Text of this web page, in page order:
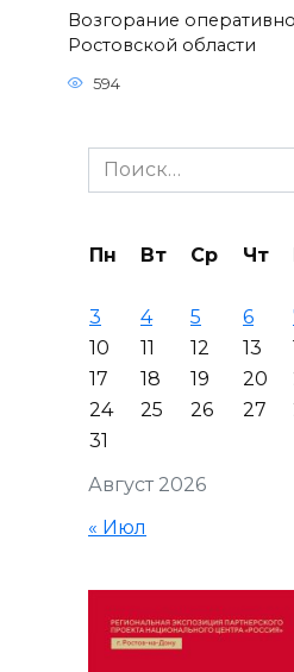
Возгорание
Ростовской области
594
Search
for:
Август 2026
Пн Вт Ср Чт
3
4 5 6
10
11 12 13
17
18 19 20
24
25 26 27
31
« Июл